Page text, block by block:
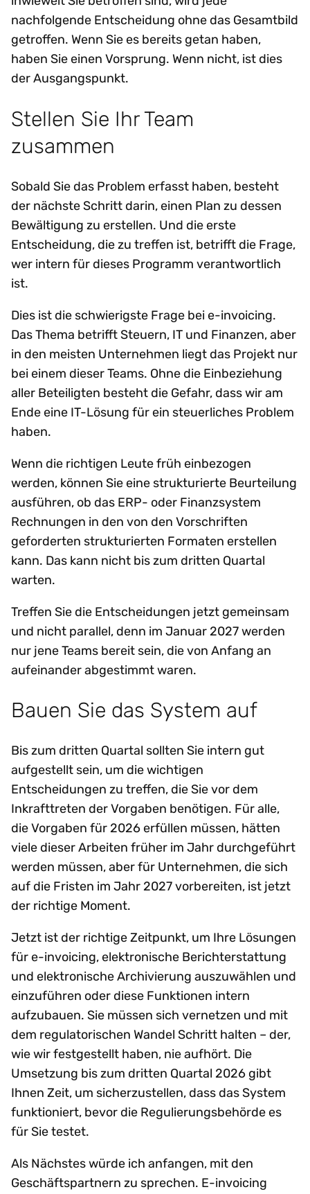
nachfolgende Entscheidung ohne das Gesamtbild
getroffen. Wenn Sie es bereits getan haben,
haben Sie einen Vorsprung. Wenn nicht, ist dies
der Ausgangspunkt.
Stellen Sie Ihr Team
zusammen
Sobald Sie das Problem erfasst haben, besteht
der nächste Schritt darin, einen Plan zu dessen
Bewältigung zu erstellen. Und die erste
Entscheidung, die zu treffen ist, betrifft die Frage,
wer intern für dieses Programm verantwortlich
ist.
Dies ist die schwierigste Frage bei e-invoicing.
Das Thema betrifft Steuern, IT und Finanzen, aber
in den meisten Unternehmen liegt das Projekt nur
bei einem dieser Teams. Ohne die Einbeziehung
aller Beteiligten besteht die Gefahr, dass wir am
Ende eine IT-Lösung für ein steuerliches Problem
haben.
Wenn die richtigen Leute früh einbezogen
werden, können Sie eine strukturierte Beurteilung
ausführen, ob das ERP- oder Finanzsystem
Rechnungen in den von den Vorschriften
geforderten strukturierten Formaten erstellen
kann. Das kann nicht bis zum dritten Quartal
warten.​​ ​​
Treffen Sie die Entscheidungen jetzt gemeinsam
und nicht parallel, denn im Januar 2027 werden
nur jene Teams bereit sein, die von Anfang an
aufeinander abgestimmt waren.
Bauen Sie das System auf
Bis zum dritten Quartal sollten Sie intern gut
aufgestellt sein, um die wichtigen
Entscheidungen zu treffen, die Sie vor dem
Inkrafttreten der Vorgaben benötigen. Für alle,
die Vorgaben für 2026 erfüllen müssen, hätten
viele dieser Arbeiten früher im Jahr durchgeführt
werden müssen, aber für Unternehmen, die sich
auf die Fristen im Jahr 2027 vorbereiten, ist jetzt
der richtige Moment.
Jetzt ist der richtige Zeitpunkt, um Ihre Lösungen
für e-invoicing, elektronische Berichterstattung
und elektronische Archivierung auszuwählen und
einzuführen oder diese Funktionen intern
aufzubauen. Sie müssen sich vernetzen und mit
dem regulatorischen Wandel Schritt halten – der,
wie wir festgestellt haben, nie aufhört. Die
Umsetzung bis zum dritten Quartal 2026 gibt
Ihnen Zeit, um sicherzustellen, dass das System
funktioniert, bevor die Regulierungsbehörde es
für Sie testet.
Als Nächstes würde ich anfangen, mit den
Geschäftspartnern zu sprechen. E-invoicing